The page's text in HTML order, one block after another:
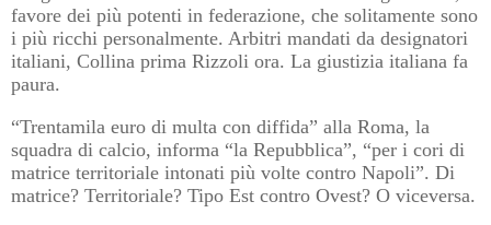
favore dei più potenti in federazione, che solitamente sono
i più ricchi personalmente. Arbitri mandati da designatori
italiani, Collina prima Rizzoli ora. La giustizia italiana fa
paura.
“Trentamila euro di multa con diffida” alla Roma, la
squadra di calcio, informa “la Repubblica”, “per i cori di
matrice territoriale intonati più volte contro Napoli”. Di
matrice? Territoriale? Tipo Est contro Ovest? O viceversa.